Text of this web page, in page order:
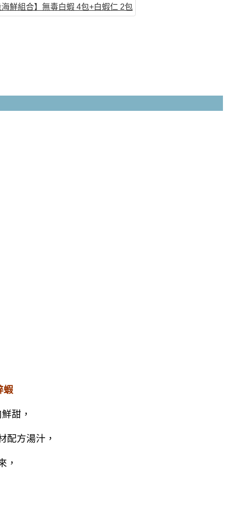
鮮組合】無毒白蝦 4包+白蝦仁 2包
蝦
甜，
配方湯汁，
，